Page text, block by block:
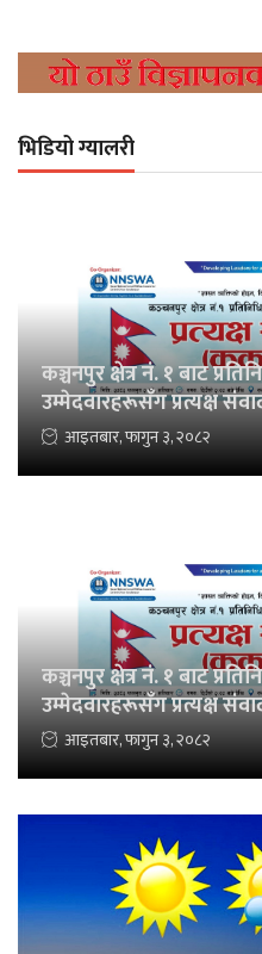
भिडियो ग्यालरी
कञ्चनपुर क्षेत्र नं. १ बाट
उम्मेदवारहरूसँग प्रत्यक्ष
आइतबार, फागुन ३, २०८२
कञ्चनपुर क्षेत्र नं. १ बाट
उम्मेदवारहरूसँग प्रत्यक्ष
आइतबार, फागुन ३, २०८२